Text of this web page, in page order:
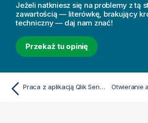
Jeżeli natkniesz się na problemy z tą
zawartością — literówkę, brakujący
techniczny — daj nam znać!
Przekaż tu opinię
Praca z aplikacją Qlik Sense Client-Managed Mobile